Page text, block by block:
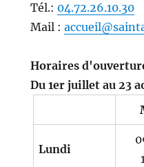
Tél.: 04.72.26.10.30
Mail :
Horaires
Du 1er juillet au 23
Lundi